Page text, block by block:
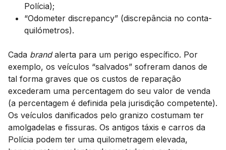
Polícia);
“Odometer discrepancy” (discrepância no conta-
quilómetros).
Cada brandalerta para um perigo específico. Por
exemplo, os veículos “salvados” sofreram danos de
tal forma graves que os custos de reparação
excederam uma percentagem do seu valor de venda
(a percentagem é definida pela jurisdição competente).
Os veículos danificados pelo granizo costumam ter
amolgadelas e fissuras. Os antigos táxis e carros da
Polícia podem ter uma quilometragem elevada,